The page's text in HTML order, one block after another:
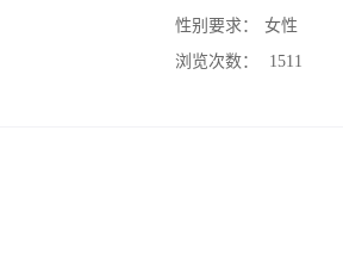
性别要求：
女性
浏览次数：
1511